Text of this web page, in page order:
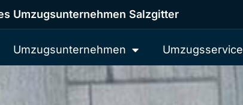
Umzugsunternehmen Salzgitter
Umzugsunternehmen Umzugsservice